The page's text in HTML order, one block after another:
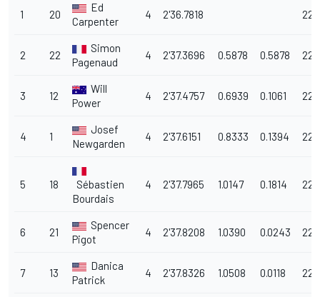
1 20
Ed
Carpenter
4 2'36.7818
2 22
Simon
Pagenaud
4 2'37.3696 0.5878 0.5878
3 12
Will
Power
4 2'37.4757 0.6939 0.1061
4 1
Josef
Newgarden
4 2'37.6151 0.8333 0.1394
5 18
Sébastien
Bourdais
4 2'37.7965 1.0147 0.1814
6 21
Spencer
Pigot
4 2'37.8208 1.0390 0.0243
7 13
Danica
Patrick
4 2'37.8326 1.0508 0.0118